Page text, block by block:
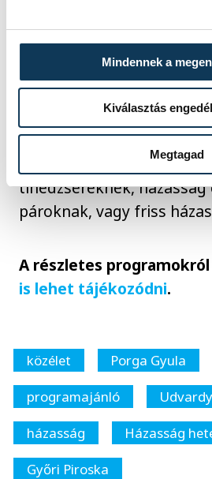
Mindennek a
Kiválasztás
Megtagad
A Házasság Hete
részeként ezért az idős
tartanak egy
számos további
tinédzsereknek,
pároknak, vagy friss
A részletes programokról
is lehet tájékozódni.
közélet
Porga Gyula
programajánló
házasság
Házasság
Győri Piroska